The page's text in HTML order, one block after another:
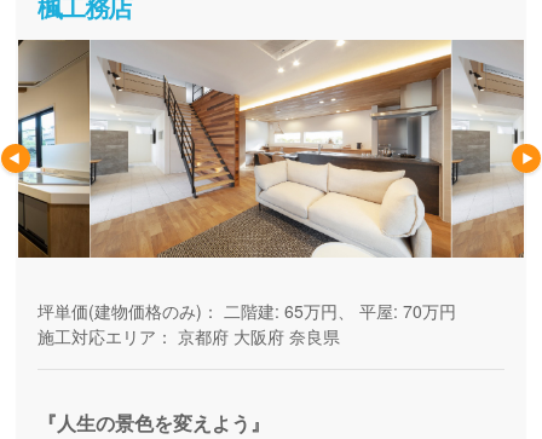
坪単価(建物価格のみ)： 二階建: 65万円、 平屋: 70万円
施工対応エリア： 京都府 大阪府 奈良県
『人生の景色を変えよう』